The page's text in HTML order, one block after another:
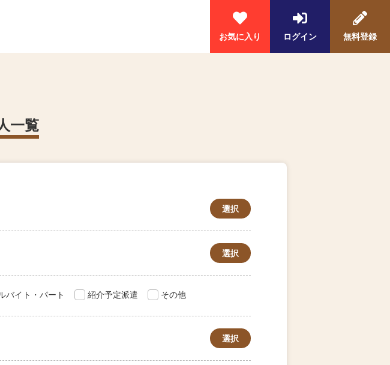
お気に入り
ログイン 無料登録
一覧
選択
選択
バイト・パート 紹介予定派遣 その他
選択